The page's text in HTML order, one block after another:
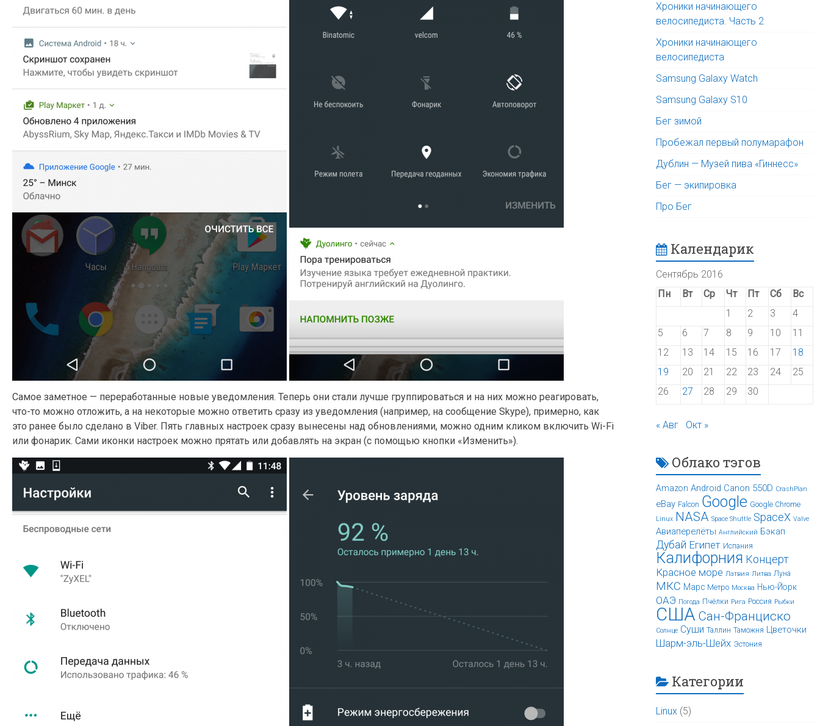
Самое заметное — переработанные новые уведомления. Теперь они стали лучше группироваться и на них можно реагировать,
что-то можно отложить, а на некоторые можно ответить сразу из уведомления (например, на сообщение Skype), примерно, как
это ранее было сделано в Viber. Пять главных настроек сразу вынесены над обновлениями, можно одним кликом включить Wi-Fi
или фонарик. Сами иконки настроек можно прятать или добавлять на экран (с помощью кнопки «Изменить»).
Хроники начинающего
велосипедиста. Часть 2
Хроники начинающего
велосипедиста
Samsung Galaxy Watch
Samsung Galaxy S10
Бег зимой
Пробежал первый полумарафон
Дублин — Музей пива «Гиннесс»
Бег — экипировка
Про Бег
Календарик
Сентябрь 2016
Пн
Вт Ср Чт Пт Сб
Вс
1
2 3
4
5
6 7 8 9 10
11
12
13 14 15 16 17
18
19
20 21 22 23 24
25
26
27 28 29 30
« Авг Окт »
Облако тэгов
Amazon Android Canon 550D CrashPlan
eBay Falcon Google Google Chrome
Linux NASA Space Shuttle SpaceX Valve
Авиаперелёты Английский Бэкап
Дубай Египет Испания
Калифорния Концерт
Красное море Латвия Литва Луна
МКС Марс Метро Москва Нью-Йорк
ОАЭ Погода Пчёлки Рига Россия Рыбки
США Сан-Франциско
Солнце Суши Таллин Таможня Цветочки
Шарм-эль-Шейх Эстония
Категории
Linux (5)